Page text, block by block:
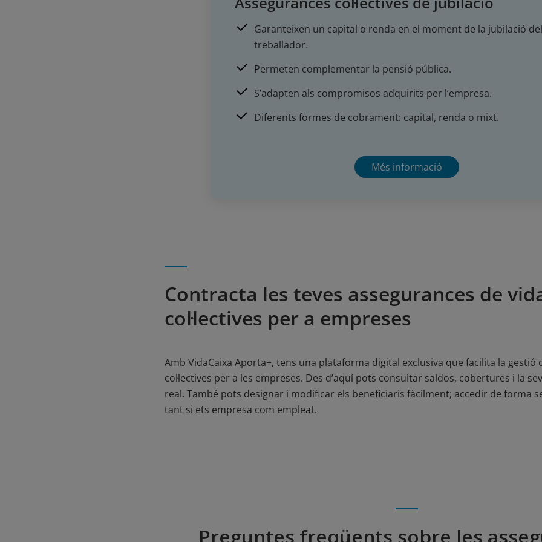
Garanteixen un capital o renda en el moment de la jubilació del
treballador.
Permeten complementar la pensió pública.
S’adapten als compromisos adquirits per l’empresa.
Diferents formes de cobrament: capital, renda o mixt.
Més informació
Contracta les teves assegurances de
col·lectives per a empreses
Amb VidaCaixa Aporta+, tens una plataforma digital exclusiva que facilita la gestió
col·lectives per a les empreses. Des d’aquí pots consultar saldos, cobertures i la
real. També pots designar i modificar els beneficiaris fàcilment; accedir de forma
tant si ets empresa com empleat.
Preguntes freqüents sobre les